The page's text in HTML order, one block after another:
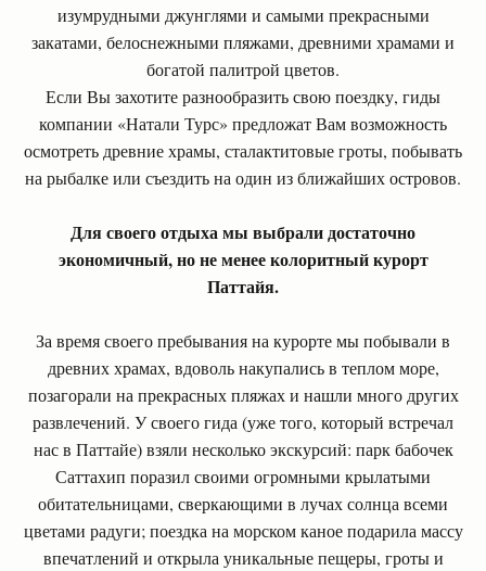
изумрудными джунглями и самыми прекрасными
закатами, белоснежными пляжами, древними храмами и
богатой палитрой цветов.
Если Вы захотите разнообразить свою поездку, гиды
компании «Натали Турс» предложат Вам возможность
осмотреть древние храмы, сталактитовые гроты, побывать
на рыбалке или съездить на один из ближайших островов.
Для своего отдыха мы выбрали достаточно
экономичный, но не менее колоритный курорт
Паттайя.
За время своего пребывания на курорте мы побывали в
древних храмах, вдоволь накупались в теплом море,
позагорали на прекрасных пляжах и нашли много других
развлечений. У своего гида (уже того, который встречал
нас в Паттайе) взяли несколько экскурсий: парк бабочек
Саттахип поразил своими огромными крылатыми
обитательницами, сверкающими в лучах солнца всеми
цветами радуги; поездка на морском каное подарила массу
впечатлений и открыла уникальные пещеры, гроты и